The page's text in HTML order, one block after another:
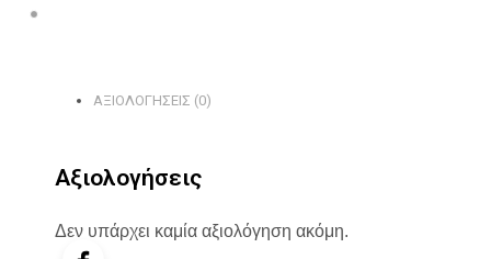
ΑΞΙΟΛΟΓΉΣΕΙΣ (0)
Αξιολογήσεις
Δεν υπάρχει καμία αξιολόγηση ακόμη.